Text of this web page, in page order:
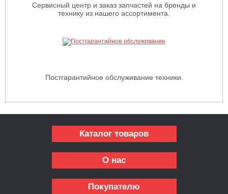
Сервисный центр и заказ запчастей на бренды и
технику из нашего ассортимента.
Постгарантийное обслуживание техники.
Каталог товаров
О нас
Покупателю